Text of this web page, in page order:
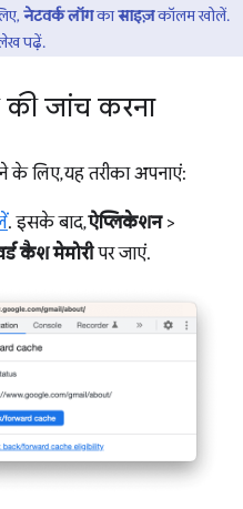
नेटवर्क लॉगकासाइज़कॉलम खोलें.
पढ़ें.
की जांच करना
के लिए, यह तरीका अपनाएं:
. इसके बाद,ऐप्लिकेशन>
कैश मेमोरीपर जाएं.